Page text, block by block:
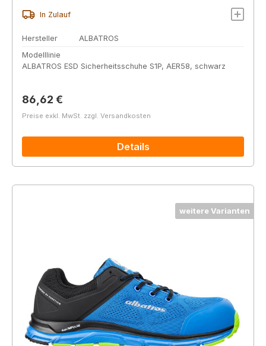
In Zulauf
Hersteller
ALBATROS
Modelllinie
ALBATROS ESD Sicherheitsschuhe S1P, AER58, schwarz
Regulärer Preis:
86,62 €
Preise exkl. MwSt. zzgl. Versandkosten
Details
weitere Varianten